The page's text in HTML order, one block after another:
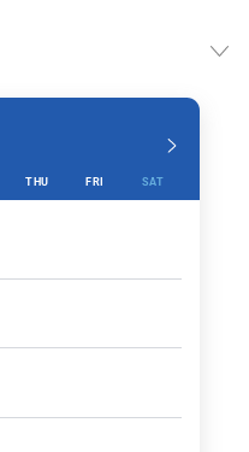
THU FRI SAT